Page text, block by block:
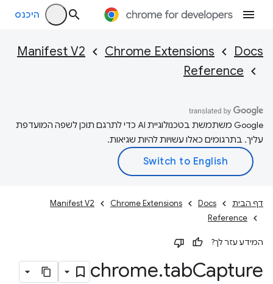
היכנס
Docs
Chrome Extensions
Manifest V2
Reference
‫Google משתמשת בטכנולוגיית AI כדי לתרגם תוכן לשפה המועדפת
עליך. בתרגומים כאלו עשויות להיות שגיאות.
דף הבית Docs
Chrome Extensions
Manifest V2
Reference
המידע עזר לך?
chrome.tabCapture